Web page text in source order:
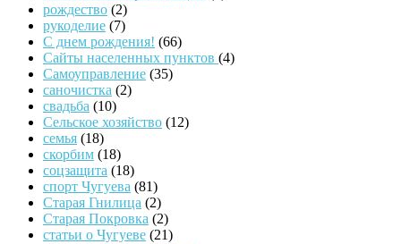
рождество (2)
рукоделие (7)
С днем рождения! (66)
Сайты населенных пунктов (4)
Самоуправление (35)
саночистка (2)
свадьба (10)
Сельское хозяйство (12)
семья (18)
скорбим (18)
соцзащита (18)
спорт Чугуева (81)
Старая Гнилица (2)
Старая Покровка (2)
статьи о Чугуеве (21)